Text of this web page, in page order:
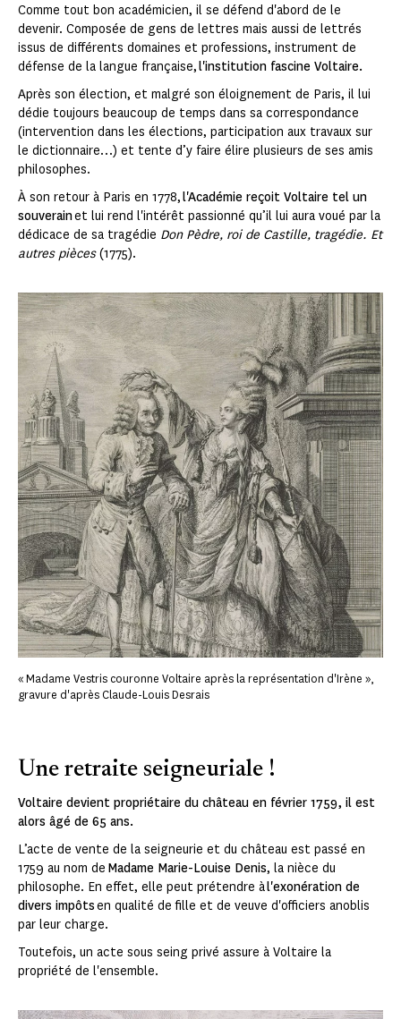
Comme tout bon académicien, il se défend d'abord de le
devenir. Composée de gens de lettres mais aussi de lettrés
issus de différents domaines et professions, instrument de
défense de la langue française,l'institution fascine Voltaire.
Après son élection, et malgré son éloignement de Paris, il lui
dédie toujours beaucoup de temps dans sa correspondance
(intervention dans les élections, participation aux travaux sur
le dictionnaire…) et tente d’y faire élire plusieurs de ses amis
philosophes.
À son retour à Paris en 1778,l'Académie reçoit Voltaire tel un
souverainet lui rend l'intérêt passionné qu’il lui aura voué par la
dédicace de sa tragédie Don Pèdre, roi de Castille, tragédie. Et
autres pièces(1775).
« Madame Vestris couronne Voltaire après la représentation d'Irène »,
gravure d'après Claude-Louis Desrais
Une retraite seigneuriale !
Voltaire devient propriétaire du château en février 1759, il est
alors âgé de 65 ans.
L’acte de vente de la seigneurie et du château est passé en
1759 au nom de Madame Marie-Louise Denis, la nièce du
philosophe. En effet, elle peut prétendre àl'exonération de
divers impôtsen qualité de fille et de veuve d'officiers anoblis
par leur charge.
Toutefois, un acte sous seing privé assure à Voltaire la
propriété de l'ensemble.